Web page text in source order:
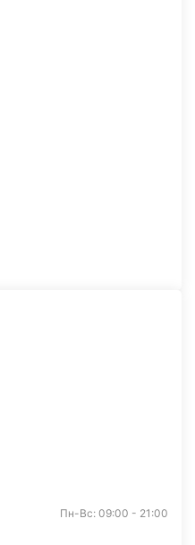
Пн-Вс: 09:00 - 21:00